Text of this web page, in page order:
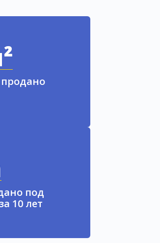
под
10 лет